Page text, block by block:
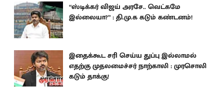
“ஸ்டிக்கர் விஜய் அரசே.. வெட்கமே
இல்லையா?” : தி.மு.க கடும் கண்டனம்!
இதைக்கூட சரி செய்ய துப்பு இல்லாமல்
எதற்கு முதலமைச்சர் நாற்காலி : முரசொலி
கடும் தாக்கு!